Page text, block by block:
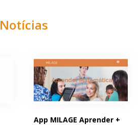
Notícias
App MILAGE Aprender +